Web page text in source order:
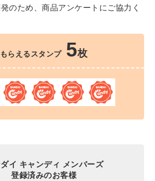
のため、商品アンケートにご協力く
もらえるスタンプ 5枚
イ キャンディ メンバーズ
登録済みのお客様